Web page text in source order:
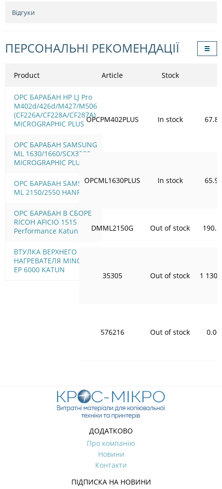
Відгуки
ПЕРСОНАЛЬНІ РЕКОМЕНДАЦІЇ
Product
OPC БАРАБАН HP LJ Pro
M402d/426d/M427/M506
(CF226A/CF228A/CF287A)
MICROGRAPHIC PLUS
OPC БАРАБАН SAMSUNG
ML 1630/1660/SCX3200
MICROGRAPHIC PLUS
OPC БАРАБАН SAMSUNG
ML 2150/2550 HANP
OPC БАРАБАН В СБОРЕ
RICOH AFICIO 1515
Performance Katun
ВТУЛКА ВЕРХНЕГО ВАЛА
НАГРЕВАТЕЛЯ MINOLTA
EP 6000 KATUN
Article Stock
OPCPM402PLUS In stock 67.80
OPCML1630PLUS In stock 65.99
DMML2150G Out of stock
35305 Out of stock 1
576216 Out of stock 0.00
ДОДАТКОВО
Про компанію
Новини
Контакти
ПІДПИСКА НА НОВИНИ